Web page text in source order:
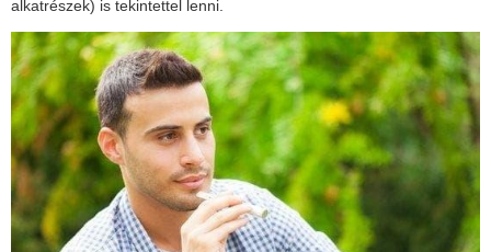
alkatrészek) is tekintettel lenni.